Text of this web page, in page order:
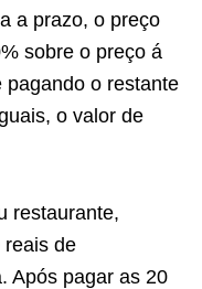
a prazo, o preço
sobre o preço á
pagando o restante
o valor de
restaurante,
reais de
Após pagar as 20